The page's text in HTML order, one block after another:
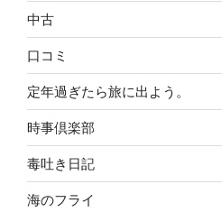
中古
口コミ
定年過ぎたら旅に出よう。
時事倶楽部
毒吐き日記
海のフライ